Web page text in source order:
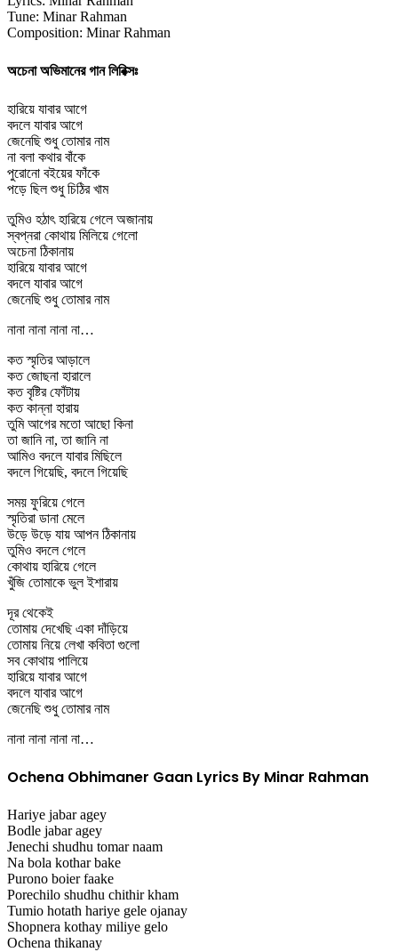
Tune: Minar Rahman
Composition: Minar Rahman
অচেনা অভিমানের গান লিরিক্সঃ
হারিয়ে যাবার আগে
বদলে যাবার আগে
জেনেছি শুধু তোমার নাম
না বলা কথার বাঁকে
পুরোনো বইয়ের ফাঁকে
পড়ে ছিল শুধু চিঠির খাম
তুমিও হঠাৎ হারিয়ে গেলে অজানায়
স্বপ্নরা কোথায় মিলিয়ে গেলো
অচেনা ঠিকানায়
হারিয়ে যাবার আগে
বদলে যাবার আগে
জেনেছি শুধু তোমার নাম
নানা নানা নানা না…
কত স্মৃতির আড়ালে
কত জোছনা হারালে
কত বৃষ্টির ফোঁটায়
কত কান্না হারায়
তুমি আগের মতো আছো কিনা
তা জানি না, তা জানি না
আমিও বদলে যাবার মিছিলে
বদলে গিয়েছি, বদলে গিয়েছি
সময় ফুরিয়ে গেলে
স্মৃতিরা ডানা মেলে
উড়ে উড়ে যায় আপন ঠিকানায়
তুমিও বদলে গেলে
কোথায় হারিয়ে গেলে
খুঁজি তোমাকে ভুল ইশারায়
দূর থেকেই
তোমায় দেখেছি একা দাঁড়িয়ে
তোমায় নিয়ে লেখা কবিতা গুলো
সব কোথায় পালিয়ে
হারিয়ে যাবার আগে
বদলে যাবার আগে
জেনেছি শুধু তোমার নাম
নানা নানা নানা না…
Ochena Obhimaner Gaan Lyrics By Minar Rahman
Hariye jabar agey
Bodle jabar agey
Jenechi shudhu tomar naam
Na bola kothar bake
Purono boier faake
Porechilo shudhu chithir kham
Tumio hotath hariye gele ojanay
Shopnera kothay miliye gelo
Ochena thikanay